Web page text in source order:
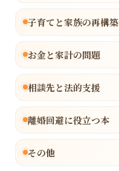
子育てと家族の再構築
お金と家計の問題
相談先と法的支援
離婚回避に役立つ本
その他